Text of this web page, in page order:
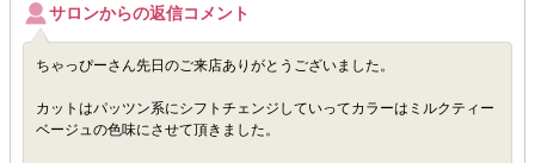
サロンからの返信コメント
ちゃっぴーさん先日のご来店ありがとうございました。
カットはパッツン系にシフトチェンジしていってカラーはミルクティー
ベージュの色味にさせて頂きました。